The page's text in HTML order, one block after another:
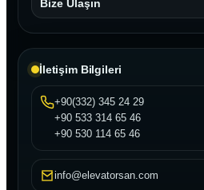
Bize Ulaşın
İletişim Bilgileri
+90(332) 345 24 29
+90 533 314 65 46
+90 530 114 65 46
info@elevatorsan.com